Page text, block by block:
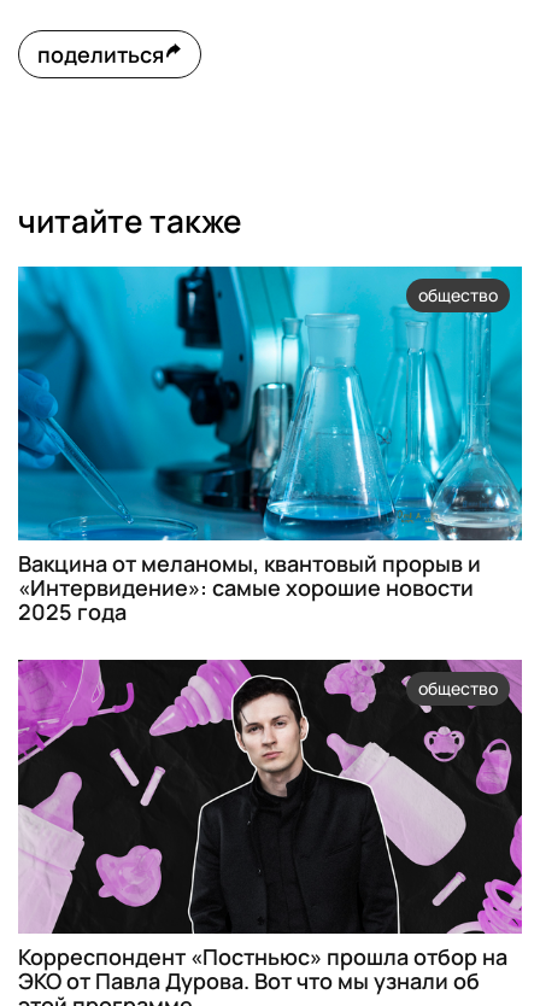
поделиться
читайте также
общество
Вакцина от меланомы, квантовый прорыв и
«Интервидение»: самые хорошие новости
2025 года
общество
Корреспондент «Постньюс» прошла отбор на
ЭКО от Павла Дурова. Вот что мы узнали об